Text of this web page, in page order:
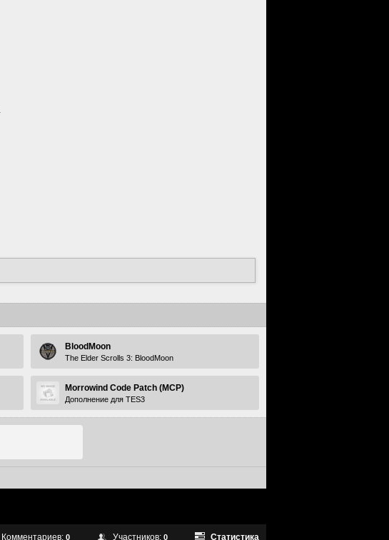
BloodMoon
The Elder Scrolls 3: BloodMoon
Morrowind Code Patch (MCP)
Дополнение для TES3
Комментариев: 0 Участников: 0 Статистика